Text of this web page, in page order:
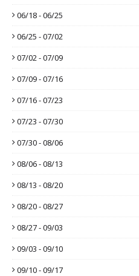
06/18 - 06/25
06/25 - 07/02
07/02 - 07/09
07/09 - 07/16
07/16 - 07/23
07/23 - 07/30
07/30 - 08/06
08/06 - 08/13
08/13 - 08/20
08/20 - 08/27
08/27 - 09/03
09/03 - 09/10
09/10 - 09/17